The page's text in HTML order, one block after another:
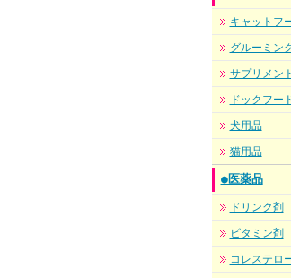
キャットフ
グルーミン
サプリメント
ドックフー
犬用品
猫用品
●医薬品
ドリンク剤
ビタミン剤
コレステロ